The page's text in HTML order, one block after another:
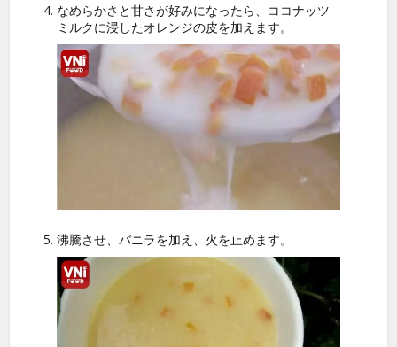
なめらかさと甘さが好みになったら、ココナッツ
ミルクに浸したオレンジの皮を加えます。
沸騰させ、バニラを加え、火を止めます。